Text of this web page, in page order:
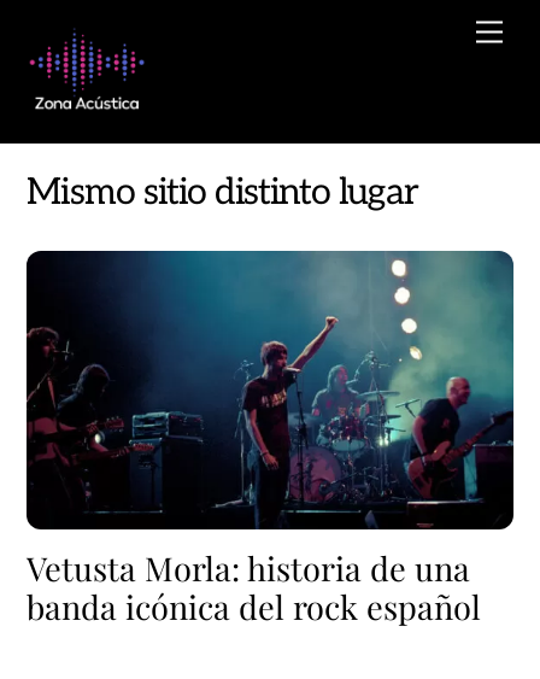
content
Mismo sitio distinto lugar
Vetusta Morla: historia de una
banda icónica del rock español